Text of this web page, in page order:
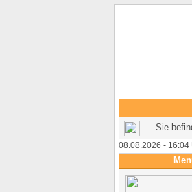
Sie
08.08.2026 - 16:04